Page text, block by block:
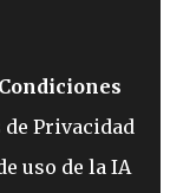
Privacidad
uso de la IA